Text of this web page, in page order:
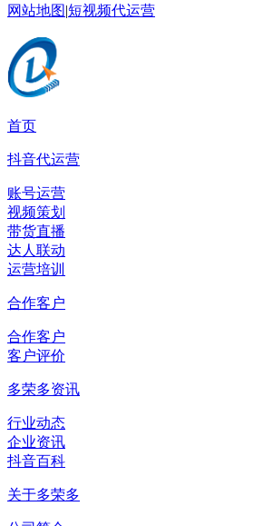
网站地图|短视频代运营
首页
抖音代运营
账号运营
视频策划
带货直播
达人联动
运营培训
合作客户
合作客户
客户评价
多荣多资讯
行业动态
企业资讯
抖音百科
关于多荣多